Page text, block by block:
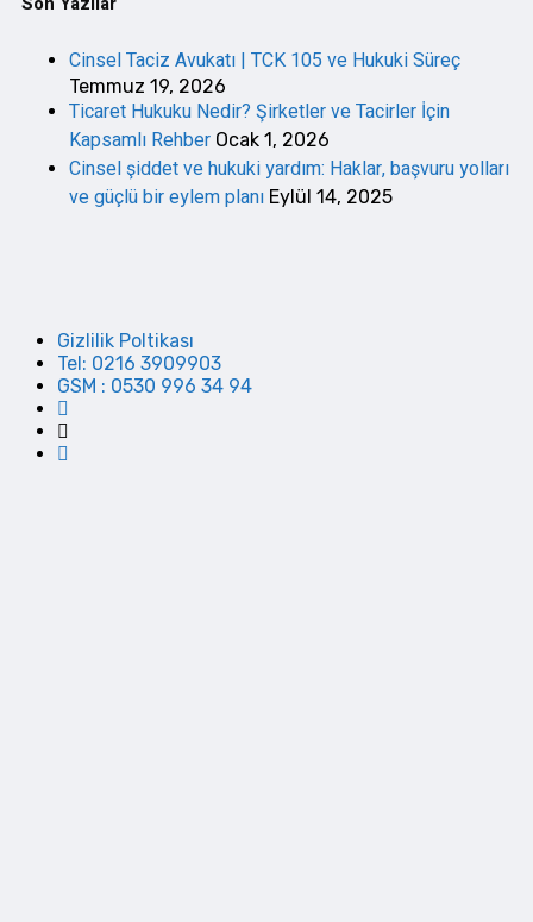
Cinsel Taciz Avukatı | TCK 105 ve Hukuki Süreç
Temmuz 19, 2026
Ticaret Hukuku Nedir? Şirketler ve Tacirler İçin
Kapsamlı Rehber Ocak 1, 2026
Cinsel şiddet ve hukuki yardım: Haklar, başvuru yolları
ve güçlü bir eylem planı Eylül 14, 2025
Gizlilik Poltikası
Tel: 0216 3909903
GSM : 0530 996 34 94